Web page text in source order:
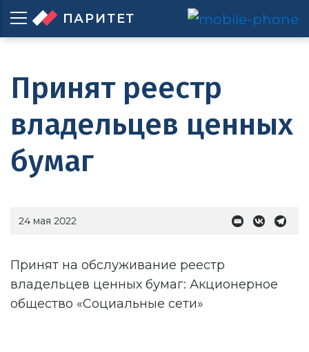
ПАРИТЕТ
Принят реестр
владельцев ценных
бумаг
24 мая 2022
Принят на обслуживание реестр
владельцев ценных бумаг: Акционерное
общество «Социальные сети»